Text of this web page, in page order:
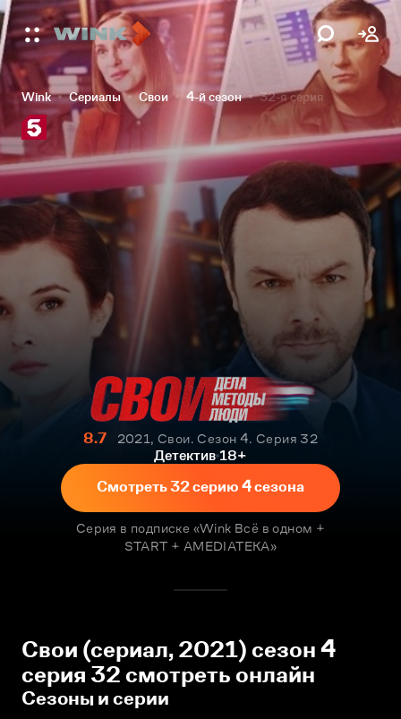
Wink Сериалы Свои 4-й сезон 32-я серия
8.7
2021, Свои. Сезон 4. Серия 32
Детектив 18+
Смотреть 32 серию 4 сезона
Серия в подписке «Wink Всё в одном +
START + AMEDIATEKA»
Свои (сериал, 2021) сезон 4
серия 32 смотреть онлайн
Сезоны и серии